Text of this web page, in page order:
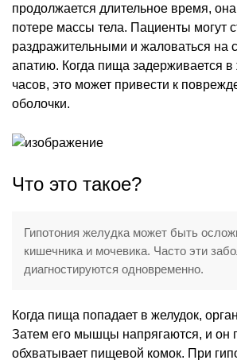
продолжается длительное время,
потере массы тела. Пациенты могут
раздражительными и жаловаться на
апатию. Когда пища задерживается в
часов, это может привести к
оболочки.
Что это такое?
Гипотония желудка может быть
кишечника и мочевика. Часто эти
диагностируются одновременно.
Когда пища попадает в желудок,
Затем его мышцы напрягаются, и он
обхватывает пищевой комок. При